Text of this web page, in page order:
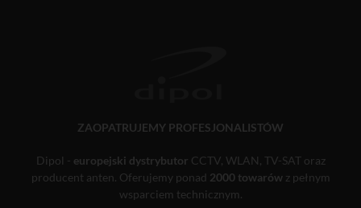
ZAOPATRUJEMY PROFESJONALISTÓW
Dipol - europejski dystrybutor CCTV, WLAN, TV-SAT oraz
producent anten. Oferujemy ponad 2000 towarówz pełnym
wsparciem technicznym.